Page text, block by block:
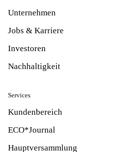
Unternehmen
Jobs & Karriere
Investoren
Nachhaltigkeit
Services
Kundenbereich
ECO*Journal
Hauptversammlung